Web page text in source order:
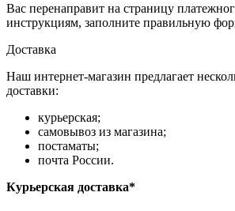
Вас перенаправит на страницу
инструкциям, заполните правильную
Доставка
Наш интернет-магазин предлагает
доставки:
курьерская;
самовывоз из магазина;
постаматы;
почта России.
Курьерская доставка*